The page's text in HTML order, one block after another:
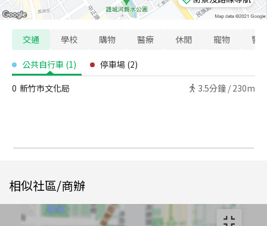
交通 學校 購物 醫療 休閒 寵物 警
公共自行車 (1) 停車場 (2)
0 新竹市文化局 3.5分鐘 / 230m
相似社區/商辦